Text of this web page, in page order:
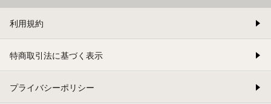
利用規約
特商取引法に基づく表示
プライバシーポリシー